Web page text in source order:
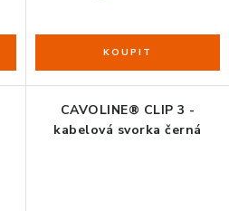
CAVOLINE® CLIP 3 -
kabelová svorka černá